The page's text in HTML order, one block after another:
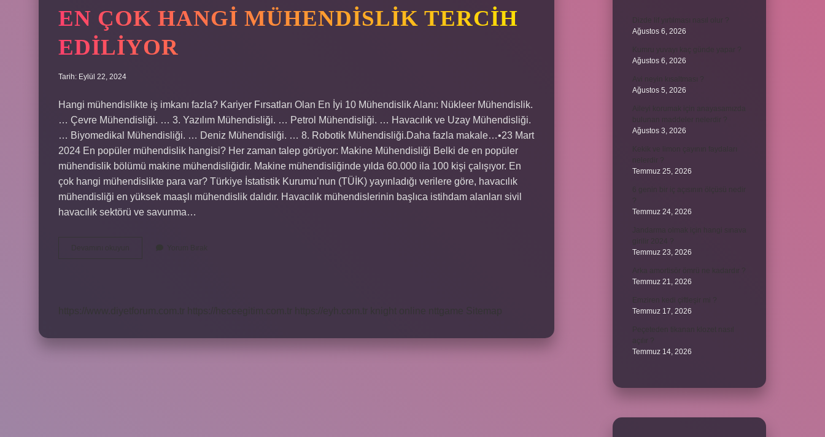
EN ÇOK HANGI MÜHENDISLIK TERCIH
EDILIYOR
Tarih: Eylül 22, 2024
Hangi mühendislikte iş imkanı fazla? Kariyer Fırsatları Olan En İyi 10 Mühendislik Alanı: Nükleer Mühendislik.
… Çevre Mühendisliği. … 3. Yazılım Mühendisliği. … Petrol Mühendisliği. … Havacılık ve Uzay Mühendisliği.
… Biyomedikal Mühendisliği. … Deniz Mühendisliği. … 8. Robotik Mühendisliği.Daha fazla makale…•23 Mart
2024 En popüler mühendislik hangisi? Her zaman talep görüyor: Makine Mühendisliği Belki de en popüler
mühendislik bölümü makine mühendisliğidir. Makine mühendisliğinde yılda 60.000 ila 100 kişi çalışıyor. En
çok hangi mühendislikte para var? Türkiye İstatistik Kurumu’nun (TÜİK) yayınladığı verilere göre, havacılık
mühendisliği en yüksek maaşlı mühendislik dalıdır. Havacılık mühendislerinin başlıca istihdam alanları sivil
havacılık sektörü ve savunma…
Ağustos 6, 2026
Ağustos 6, 2026
Ağustos 5, 2026
Ağustos 3, 2026
Temmuz 25, 2026
Temmuz 24, 2026
Temmuz 23, 2026
Temmuz 21, 2026
Temmuz 17, 2026
Temmuz 14, 2026